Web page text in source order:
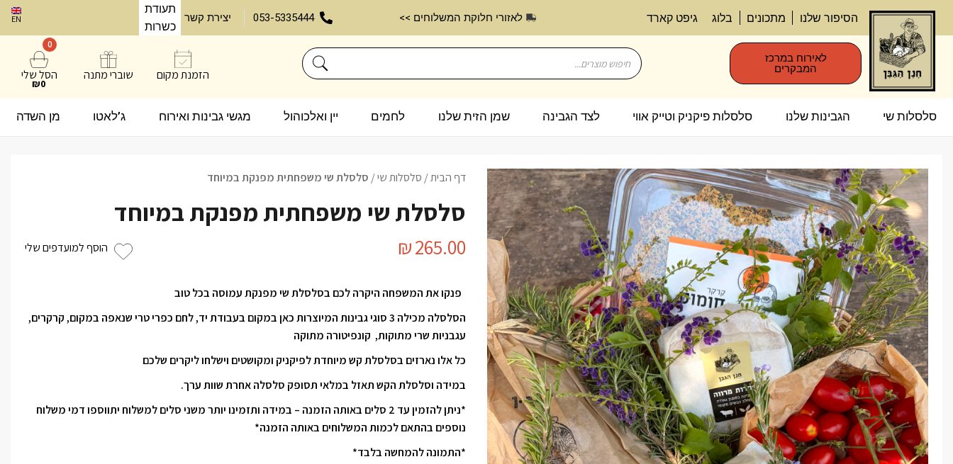
הסיפור שלנו מתכונים בלוג גיפט קארד לאזורי חלוקת המשלוחים >> 053-5335444 יצירת קשר
תעודת
כשרות
EN
לאירוח במרכז
המבקרים
הזמנת מקום שוברי מתנה הסל שלי
0
₪0
סלסלות שי הגבינות שלנו סלסלות פיקניק וטייק אווי לצד הגבינה שמן הזית שלנו לחמים יין ואלכוהול מגשי גבינות ואירוח ג’לאטו מן השדה
דף הבית/ סלסלות שי/ סלסלת שי משפחתית מפנקת במיוחד
סלסלת שי משפחתית מפנקת במיוחד
הוסף למועדפים שלי ₪265.00
פנקו את המשפחה היקרה לכם בסלסלת שי מפנקת עמוסה בכל טוב
הסלסלה מכילה 3 סוגי גבינות המיוצרות כאן במקום בעבודת יד, לחם כפרי טרי שנאפה במקום, קרקרים,
עגבניות שרי מתוקות, קונפיטורה מתוקה
כל אלו נארזים בסלסלת קש מיוחדת לפיקניק ומקושטים וישלחו ליקרים שלכם
במידה וסלסלת הקש תאזל במלאי תסופק סלסלה אחרת שוות ערך.
*ניתן להזמין עד 2 סלים באותה הזמנה – במידה ותזמינו יותר משני סלים למשלוח יתווספו דמי משלוח
נוספים בהתאם לכמות המשלוחים באותה הזמנה*
*התמונה להמחשה בלבד*